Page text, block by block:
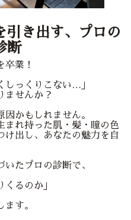
引き出す、プロの
断
卒業！
しっくりこない…」
ませんか？
かもしれません。
まれ持った肌・髪・瞳の色
け出し、あなたの魅力を自
たプロの診断で、
くるのか」
す。